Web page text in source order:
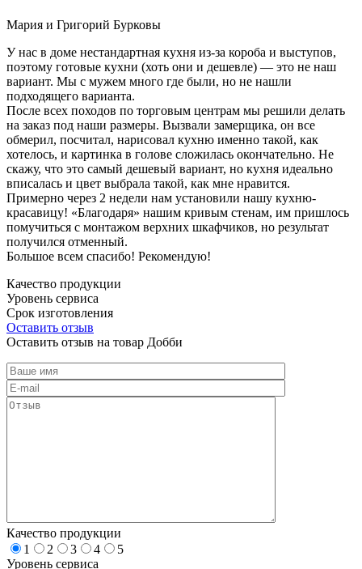
Мария и Григорий Бурковы
У нас в доме нестандартная кухня из-за короба и выступов,
поэтому готовые кухни (хоть они и дешевле) — это не наш
вариант. Мы с мужем много где были, но не нашли
подходящего варианта.
После всех походов по торговым центрам мы решили делать
на заказ под наши размеры. Вызвали замерщика, он все
обмерил, посчитал, нарисовал кухню именно такой, как
хотелось, и картинка в голове сложилась окончательно. Не
скажу, что это самый дешевый вариант, но кухня идеально
вписалась и цвет выбрала такой, как мне нравится.
Примерно через 2 недели нам установили нашу кухню-
красавицу! «Благодаря» нашим кривым стенам, им пришлось
помучиться с монтажом верхних шкафчиков, но результат
получился отменный.
Большое всем спасибо! Рекомендую!
Качество продукции
Уровень сервиса
Срок изготовления
Оставить отзыв
Оставить отзыв на товар Добби
Качество продукции
1
2 3 4
5
Уровень сервиса